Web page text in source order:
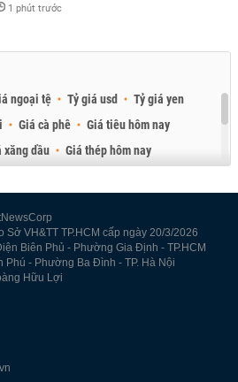
1 phút trước
ngoại tệ Tỷ giá usd
Tỷ giá yen
Giá cà phê
Giá tiêu hôm nay
xăng dầu
Giá thép hôm nay
Sở VH&TT TP.HCM cấp ngày 20/3/2026
Biên Phủ - Phường Gia Định - TP.HCM
Phú - Phường Ba Đình - TP. Hà Nội
Hữu Lợi